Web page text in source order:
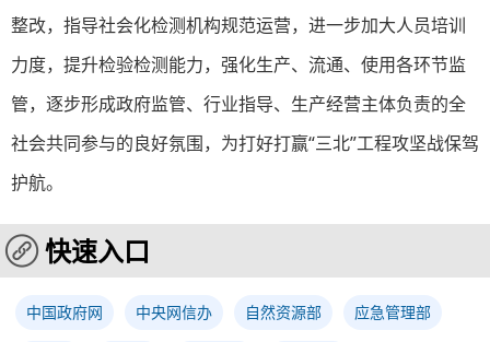
整改，指导社会化检测机构规范运营，进一步加大人员培训
力度，提升检验检测能力，强化生产、流通、使用各环节监
管，逐步形成政府监管、行业指导、生产经营主体负责的全
社会共同参与的良好氛围，为打好打赢“三北”工程攻坚战保驾
护航。
快速入口
中国政府网 中央网信办 自然资源部 应急管理部